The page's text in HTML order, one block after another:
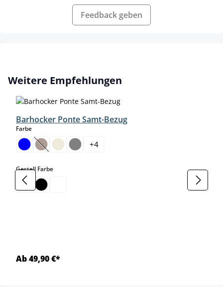
Feedback geben
Produktgalerie überspringen
Weitere Empfehlungen
Barhocker Ponte Samt-Bezug
Farbeauswählen
(Diese Option ist zurzeit nicht verfügbar.)
+4
Gestell Farbeauswählen
Ab 49,90 €*